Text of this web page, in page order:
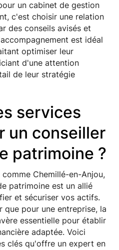
un cabinet de gestion
c'est choisir une relation
des conseils avisés et
est idéal
optimiser leur
d'une attention
de leur stratégie
services
un conseiller
patrimoine ?
Chemillé-en-Anjou,
patrimoine est un allié
et sécuriser vos actifs.
pour une entreprise, la
essentielle pour établir
adaptée. Voici
clés qu'offre un expert en